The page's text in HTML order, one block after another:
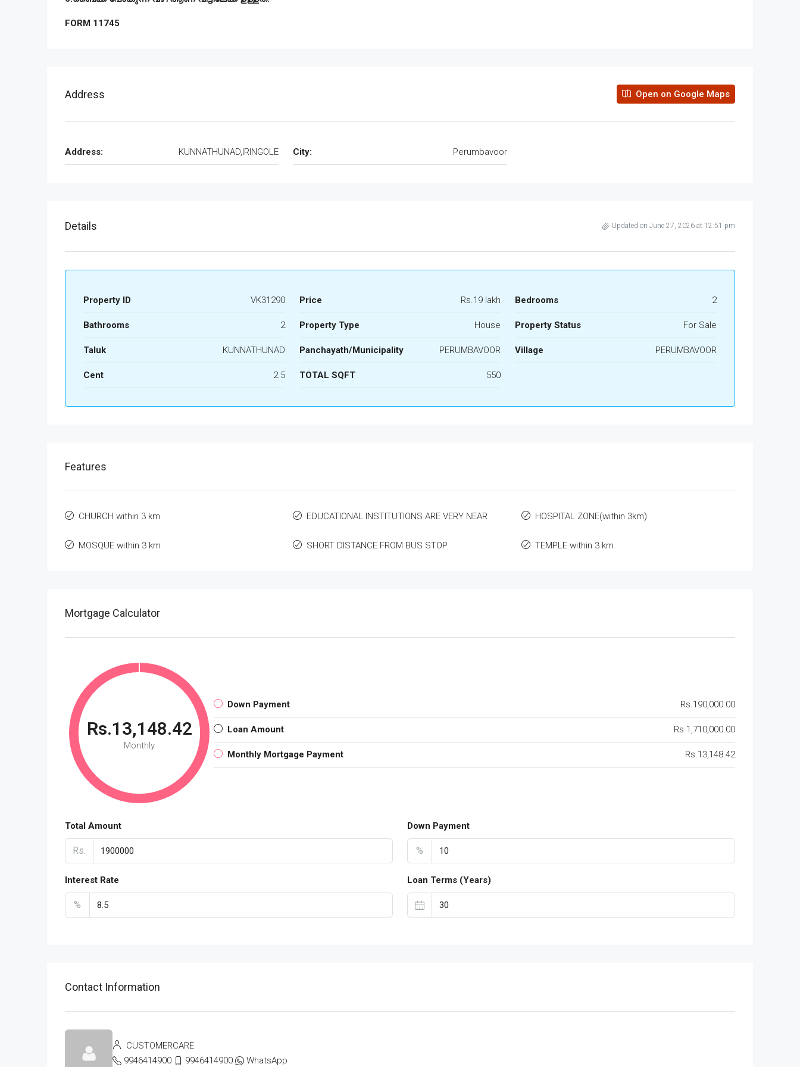
FORM 11745
Address Open on Google Maps
Address: KUNNATHUNAD,IRINGOLE City: Perumbavoor
Details Updated on June 27, 2026 at 12:51 pm
Property ID VK31290 Price Rs.19 lakh Bedrooms 2
Bathrooms 2 Property Type House Property Status For Sale
Taluk KUNNATHUNAD Panchayath/Municipality PERUMBAVOOR Village PERUMBAVOOR
Cent 2.5 TOTAL SQFT 550
Features
CHURCH within 3 km EDUCATIONAL INSTITUTIONS ARE VERY NEAR HOSPITAL ZONE(within 3km)
MOSQUE within 3 km SHORT DISTANCE FROM BUS STOP TEMPLE within 3 km
Mortgage Calculator
Rs.13,148.42
Monthly
Down Payment Rs.190,000.00
Loan Amount Rs.1,710,000.00
Monthly Mortgage Payment Rs.13,148.42
Total Amount
Rs.
Down Payment
%
Interest Rate
%
Loan Terms (Years)
Contact Information
CUSTOMERCARE
9946414900
9946414900 WhatsApp